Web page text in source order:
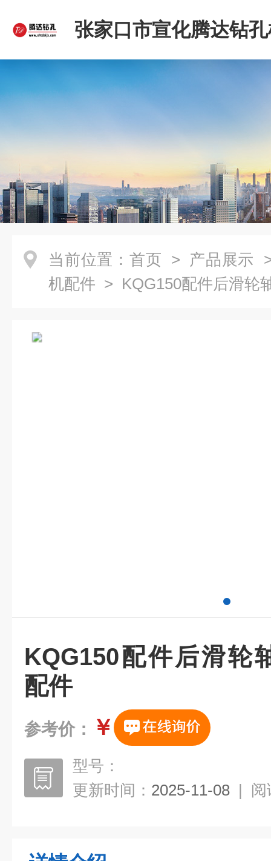
张家口市宣化腾达钻
限公司
当前位置： 首页 > 产品展示
机配件 > KQG150配件后滑轮
KQG150配件后滑轮
配件
参考价： ￥
型号：
更新时间： 2025-11-08 | 阅